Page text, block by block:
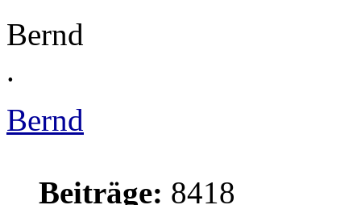
Bernd
.
Bernd
Beiträge: 8418